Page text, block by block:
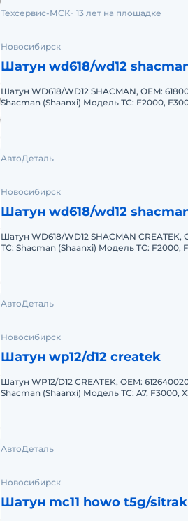
Техсервис-МСК 13 лет на площадке
Новосибирск
Шатун wd618/wd12
Шатун WD618/WD12 SHACMAN, OEM:
Shacman (Shaanxi) Модель ТС: F2000,
АвтоДеталь
Новосибирск
Шатун wd618/wd12
Шатун WD618/WD12 SHACMAN CREATEK,
ТС: Shacman (Shaanxi) Модель ТС: F2000,
АвтоДеталь
Новосибирск
Шатун wp12/d12 createk
Шатун WP12/D12 CREATEK, OEM:
Shacman (Shaanxi) Модель ТС: A7, F3000,
АвтоДеталь
Новосибирск
Шатун mc11 howo t5g/sitrak